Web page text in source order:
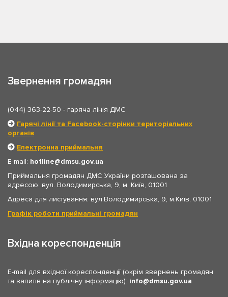
Звернення громадян
(044) 363-22-50 - гаряча лінія ДМС
Гарячі лінії та Facebook-сторінки територіальних
органів
Електронна приймальня
E-mail: hotline
dmsu.gov.ua
Приймальня громадян ДМС України розташована за
адресою: вул. Володимирська, 9, м. Київ, 01001
Адреса для листування: вул.Володимирська, 9, м.Київ, 01001
Графік роботи приймальні громадян
Вхідна кореспонденція
E-mail для вхідної кореспонденції (окрім звернень громадян
та запитів на публічну інформацію): info dmsu.gov.ua